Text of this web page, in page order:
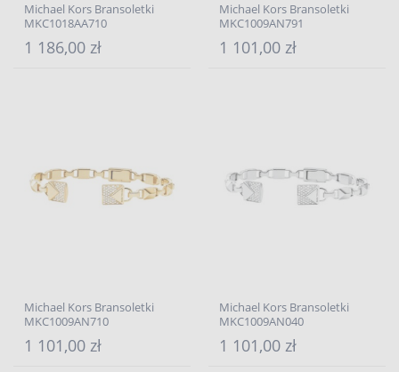
Michael Kors Bransoletki
MKC1018AA710
1 186,00 zł
Michael Kors Bransoletki
MKC1009AN791
1 101,00 zł
Michael Kors Bransoletki
MKC1009AN710
1 101,00 zł
Michael Kors Bransoletki
MKC1009AN040
1 101,00 zł